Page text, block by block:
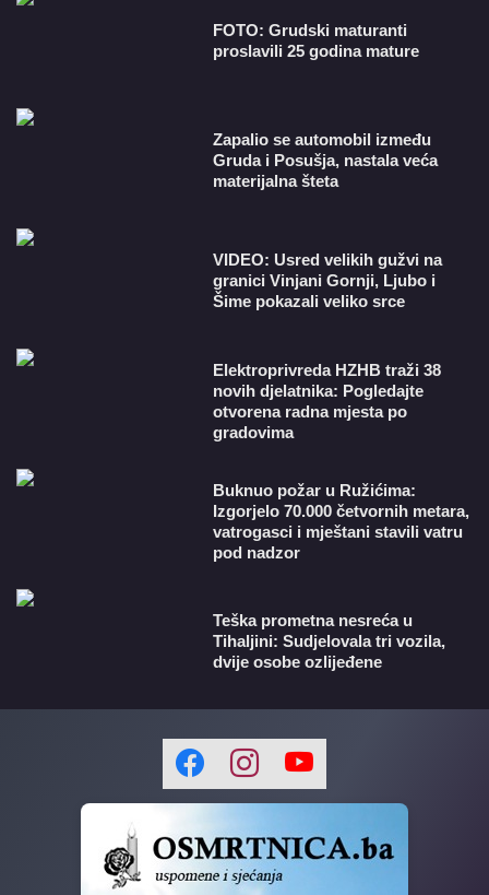
FOTO: Grudski maturanti
proslavili 25 godina mature
Zapalio se automobil između
Gruda i Posušja, nastala veća
materijalna šteta
VIDEO: Usred velikih gužvi na
granici Vinjani Gornji, Ljubo i
Šime pokazali veliko srce
​Elektroprivreda HZHB traži 38
novih djelatnika: Pogledajte
otvorena radna mjesta po
gradovima
Buknuo požar u Ružićima:
Izgorjelo 70.000 četvornih metara,
vatrogasci i mještani stavili vatru
pod nadzor
Teška prometna nesreća u
Tihaljini: Sudjelovala tri vozila,
dvije osobe ozlijeđene